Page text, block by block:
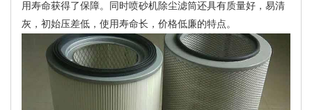
用寿命获得了保障。同时喷砂机除尘滤筒还具有质量好，易清
灰，初始压差低，使用寿命长，价格低廉的特点。